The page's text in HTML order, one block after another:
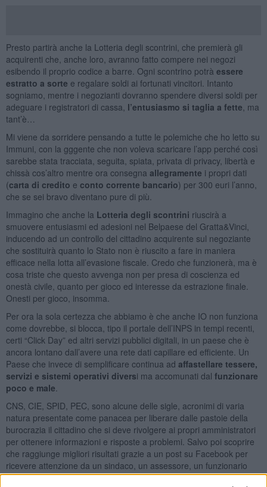
Presto partirà anche la Lotteria degli scontrini, che premierà gli
acquirenti che, anche loro, avranno fatto compere nei negozi
esibendo il proprio codice a barre. Ogni scontrino potrà essere
estratto a sorte e regalare soldi ai fortunati vincitori. Intanto
sogniamo, mentre i negozianti dovranno spendere diversi soldi per
adeguare i registratori di cassa, l’entusiasmo si taglia a fette , ma
tant’è…
Mi viene da sorridere pensando a tutte le polemiche che ho letto su
Immuni, con la gggente che non voleva scaricare l’app perché così
sarebbe stata tracciata, seguita, spiata, privata di privacy, libertà e
chissà cos’altro mentre ora consegna allegramente i propri dati
(carta di credito e conto corrente bancario) per 300 euri l’anno,
che se sei bravo diventano pure di più.
Immagino che anche la Lotteria degli scontrini riuscirà a
smuovere entusiasmi ed adesioni nel Belpaese del Gratta&Vinci,
inducendo ad un controllo del cittadino acquirente sul negoziante
che sostituirà quanto lo Stato non è riuscito a fare in maniera
efficace nella lotta all’evasione fiscale. Credo che funzionerà, ma è
cosa triste che questo avvenga non per presa di coscienza ed
onestà civile, quanto per gioco ed interesse da estrazione finale.
Onesti per gioco, insomma.
Per ora la sola certezza che abbiamo è che anche IO non funziona
come dovrebbe, si blocca, tipo il portale dell’INPS in tempi recenti,
certi “Click Day” ed altri servizi pubblici digitali, in un paese che è
ancora lontano dall’avere una rete dati capillare ed efficiente. Un
Paese che invece di semplificare continua ad affastellare tessere,
servizi e sistemi operativi diversi ma accomunati dal funzionare
poco e male
CNS, CIE, SPID, PEC, sono alcune delle sigle, acronimi di varia
natura presentate come panacea per liberare dalle pastoie della
burocrazia il cittadino che si deve rivolgere ai propri amministratori
per ottenere informazioni e risposte a problemi. Salvo poi scoprire
che raggiunge migliori risultati grazie a un post su Facebook per
ricevere attenzione da un sindaco, un assessore, un funzionario
pubblico.